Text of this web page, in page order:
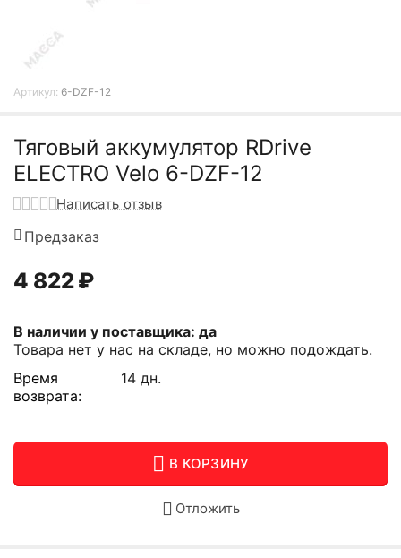
Артикул: 6-DZF-12
Тяговый аккумулятор RDrive
ELECTRO Velo 6-DZF-12
Написать отзыв
Предзаказ
4 822₽
В наличии у поставщика: да
Товара нет у нас на складе, но можно подождать.
Время
возврата:
14 дн.
В КОРЗИНУ
Отложить